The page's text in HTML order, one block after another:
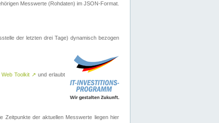
Messwerte (Rohdaten) im JSON-Format.
der letzten drei Tage) dynamisch bezogen
Toolkit ↗ und erlaubt
Zeitpunkte der aktuellen Messwerte liegen hier